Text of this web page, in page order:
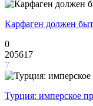
Карфаген должен
0
205617
7
Турция: имперское